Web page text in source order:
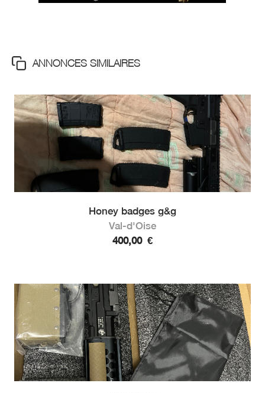
ANNONCES SIMILAIRES
Honey badges g&g
Val-d'Oise
400,00 €